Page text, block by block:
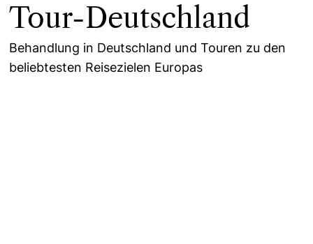
Tour-Deutschland
Behandlung in Deutschland und Touren zu den
beliebtesten Reisezielen Europas